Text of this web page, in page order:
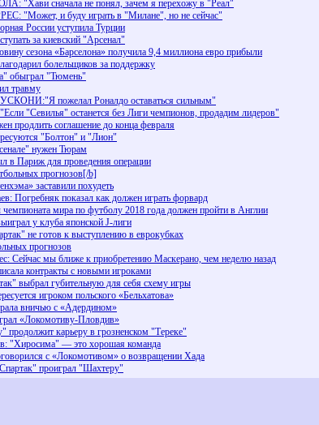
"Хави сначала не понял, зачем я перехожу в "Реал"
"Может, и буду играть в "Милане", но не сейчас"
России уступила Турции
за киевский "Арсенал"
сезона «Барселона» получила 9,4 миллиона евро прибыли
болельщиков за поддержку
обыграл "Тюмень"
травму
пожелал Роналдо оставаться сильным"
"Севилья" останется без Лиги чемпионов, продадим лидеров"
продлить соглашение до конца февраля
"Болтон" и "Лион"
нужен Тюрам
в Париж для проведения операции
прогнозов[/b]
заставили похудеть
Погребняк показал как должен играть форвард
мира по футболу 2018 года должен пройти в Англии
у клуба японской J-лиги
не готов к выступлению в еврокубках
прогнозов
Сейчас мы ближе к приобретению Маскерано, чем неделю назад
контракты с новыми игроками
выбрал губительную для себя схему игры
игроком польского «Бельхатова»
вничью с «Адердином»
«Локомотиву-Пловдив»
продолжит карьеру в грозненском "Тереке"
"Хиросима" — это хорошая команда
с «Локомотивом» о возвращении Хада
проиграл "Шахтеру"